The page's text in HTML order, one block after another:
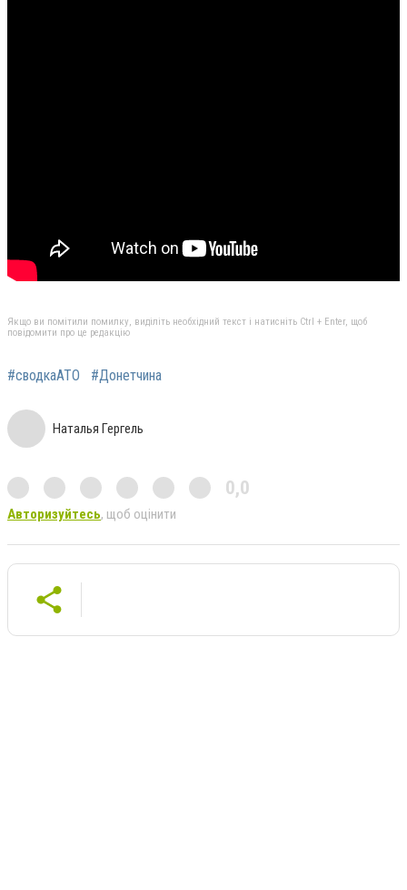
Якщо ви помітили помилку, виділіть необхідний текст і натисніть Ctrl + Enter, щоб
повідомити про це редакцію
#сводкаАТО #Донетчина
Наталья Гергель
0,0
Авторизуйтесь, щоб оцінити